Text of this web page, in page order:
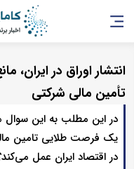
انتشار اوراق در ایران،
تأمین مالی شرکتی
در این مطلب به این سوال
یک فرصت طلایی تامین
در اقتصاد ایران عمل